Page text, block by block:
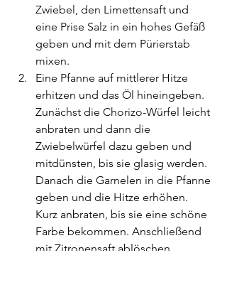
Zwiebel, den Limettensaft und
eine Prise Salz in ein hohes Gefäß
geben und mit dem Pürierstab
mixen.
Eine Pfanne auf mittlerer Hitze
erhitzen und das Öl hineingeben.
Zunächst die Chorizo-Würfel leicht
anbraten und dann die
Zwiebelwürfel dazu geben und
mitdünsten, bis sie glasig werden.
Danach die Garnelen in die Pfanne
geben und die Hitze erhöhen.
Kurz anbraten, bis sie eine schöne
Farbe bekommen. Anschließend
mit Zitronensaft ablöschen,